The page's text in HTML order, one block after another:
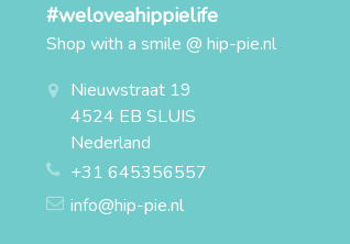
#weloveahippielife
Shop with a smile @ hip-pie.nl
Nieuwstraat 19
4524 EB SLUIS
Nederland
+31 645356557
info@hip-pie.nl